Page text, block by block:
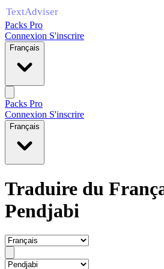
Packs Pro
Connexion S'inscrire
Français
Packs Pro
Connexion S'inscrire
Français
Traduire du
Pendjabi